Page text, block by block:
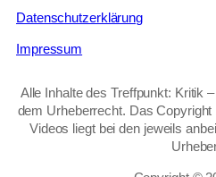
Datenschutzerklärung
Impressum
Alle Inhalte des Treffpunkt: Kritik
dem Urheberrecht. Das
Videos liegt bei den jeweils